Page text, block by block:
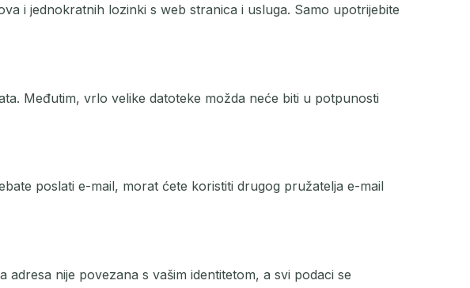
i jednokratnih lozinki s web stranica i usluga. Samo upotrijebite
Međutim, vrlo velike datoteke možda neće biti u potpunosti
poslati e-mail, morat ćete koristiti drugog pružatelja e-mail
nije povezana s vašim identitetom, a svi podaci se